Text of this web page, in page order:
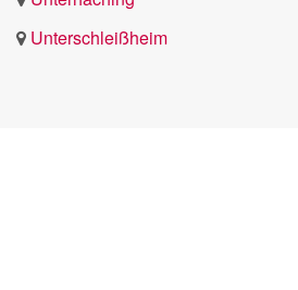
Unterschleißheim